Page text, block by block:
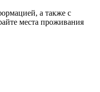
а также с
места проживания